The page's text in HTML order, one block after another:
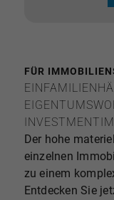
FÜR
Der hohe
einzelnen
zu einem
Entdecken Sie